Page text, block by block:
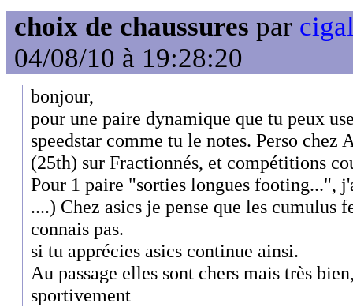
choix de chaussures par
04/08/10 à 19:28:20
bonjour,
pour une paire dynamique que tu peux
speedstar comme tu le notes. Perso chez
(25th) sur Fractionnés, et compétitions
Pour 1 paire "sorties longues footing...",
....) Chez asics je pense que les cumulus
connais pas.
si tu apprécies asics continue ainsi.
Au passage elles sont chers mais très
sportivement